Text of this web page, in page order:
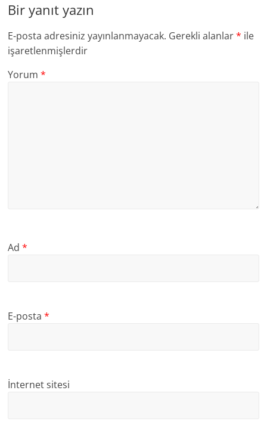
Bir yanıt yazın
E-posta adresiniz yayınlanmayacak. Gerekli alanlar* ile
işaretlenmişlerdir
Yorum*
Ad*
E-posta*
İnternet sitesi